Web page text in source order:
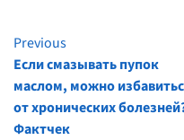
Continue
Reading
Previous
Если смазывать пупок
маслом, можно
от хронических
Фактчек